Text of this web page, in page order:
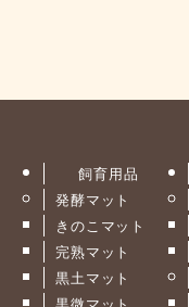
飼育用品
発酵マット
きのこマット
完熟マット
黒土マット
黒微マット